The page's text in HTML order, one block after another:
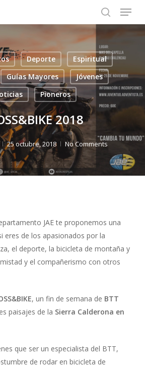
search
Menu
Deporte
Espiritual
Guías Mayores
Jóvenes
Pioneros
2018
25 octubre, 2018 No Comments
JAE te proponemos una
eres de los apasionados por la
el deporte, la bicicleta de montaña y
y el compañerismo con otros
, un fin de semana de BTT
paisajes de la Sierra Calderona en
que ser un especialista del BTT,
de rodar en bicicleta de